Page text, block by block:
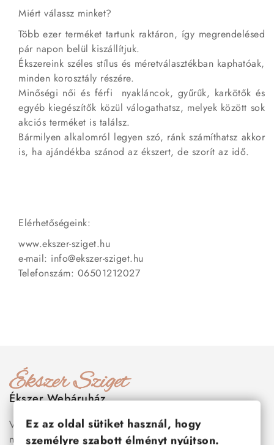
Miért válassz minket?
Több ezer terméket tartunk raktáron, így megrendelésed
pár napon belül kiszállítjuk.
Ékszereink széles stílus és méretválasztékban kaphatóak,
minden korosztály részére.
Minőségi női és férfi nyakláncok, gyűrűk, karkötők és
egyéb kiegészítők közül válogathatsz, melyek között sok
akciós terméket is találsz.
Bármilyen alkalomról legyen szó, ránk számíthatsz akkor
is, ha ajándékba szánod az ékszert, de szorít az idő.
Elérhetőségeink:
www.ekszer-sziget.hu
e-mail: info@ekszer-sziget.hu
Telefonszám: 06501212027
Ékszer Webáruház
Válogass több száz prémium minőségű, stílusos és tartós
nemesacél ékszer és orvosi fém ékszer közül, amelyek
Ez az oldal sütiket használ, hogy
személyre szabott élményt nyújtson.